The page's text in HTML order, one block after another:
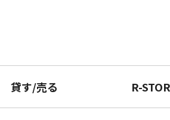
貸す/売る R-